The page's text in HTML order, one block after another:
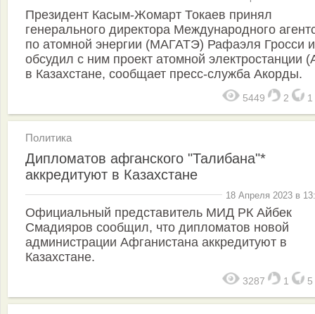
Президент Касым-Жомарт Токаев принял
генерального директора Международного
по атомной энергии (МАГАТЭ) Рафаэля Гросси и
обсудил с ним проект атомной электростанции
в Казахстане, сообщает пресс-служба Акорды.
5449 2 1
Политика
Дипломатов афганского "Талибана"*
аккредитуют в Казахстане
18 Апреля 2023 в
Официальный представитель МИД РК Айбек
Смадияров сообщил, что дипломатов новой
администрации Афганистана аккредитуют в
Казахстане.
3287 1 5